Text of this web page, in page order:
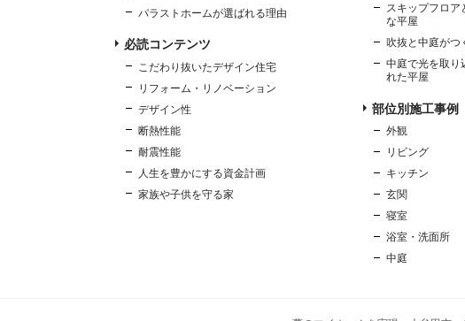
パラストホームが選ばれる理由
必読コンテンツ
こだわり抜いたデザイン住宅
リフォーム・リノベーション
デザイン性
断熱性能
耐震性能
人生を豊かにする資金計画
家族や子供を守る家
スキップフロア
な平屋
吹抜と中庭がつ
中庭で光を取り
れた平屋
部位別施工事例
外観
リビング
キッチン
玄関
寝室
浴室・洗面所
中庭